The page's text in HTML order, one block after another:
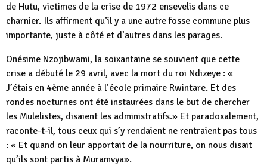
de Hutu, victimes de la crise de 1972 ensevelis dans ce
charnier. Ils affirment qu’il y a une autre fosse commune plus
importante, juste à côté et d’autres dans les parages.
Onésime Nzojibwami, la soixantaine se souvient que cette
crise a débuté le 29 avril, avec la mort du roi Ndizeye : «
J’étais en 4ème année à l’école primaire Rwintare. Et des
rondes nocturnes ont été instaurées dans le but de chercher
les Mulelistes, disaient les administratifs.» Et paradoxalement,
raconte-t-il, tous ceux qui s’y rendaient ne rentraient pas tous
: « Et quand on leur apportait de la nourriture, on nous disait
qu’ils sont partis à Muramvya».